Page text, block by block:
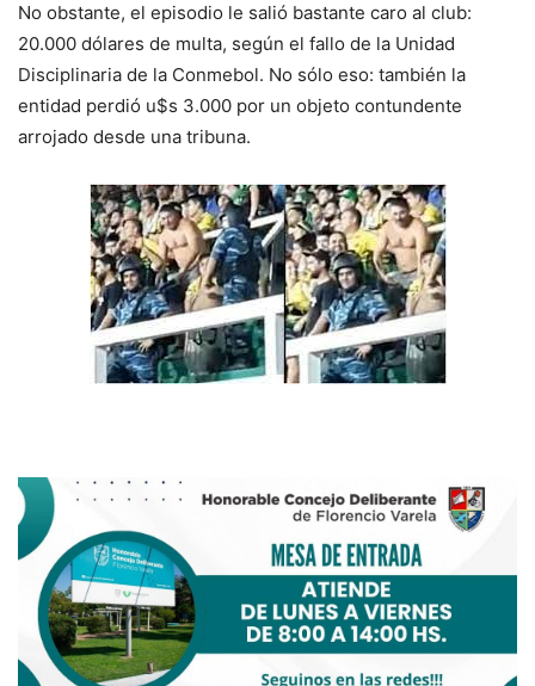
No obstante, el episodio le salió bastante caro al club:
20.000 dólares de multa, según el fallo de la Unidad
Disciplinaria de la Conmebol. No sólo eso: también la
entidad perdió u$s 3.000 por un objeto contundente
arrojado desde una tribuna.